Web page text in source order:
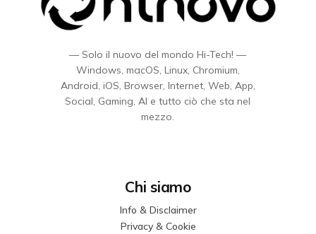
— Solo il nuovo del mondo Hi-Tech! —
Windows, macOS, Linux, Chromium,
Android, iOS, Browser, Internet, Web, App,
Social, Gaming, AI e tutto ciò che sta nel
mezzo.
Chi siamo
Info & Disclaimer
Privacy & Cookie